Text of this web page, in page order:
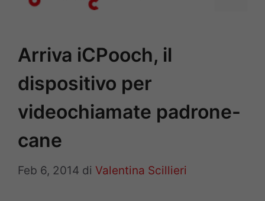
Arriva iCPooch, il
dispositivo per
videochiamate padrone-
cane
Feb 6, 2014 di Valentina Scillieri